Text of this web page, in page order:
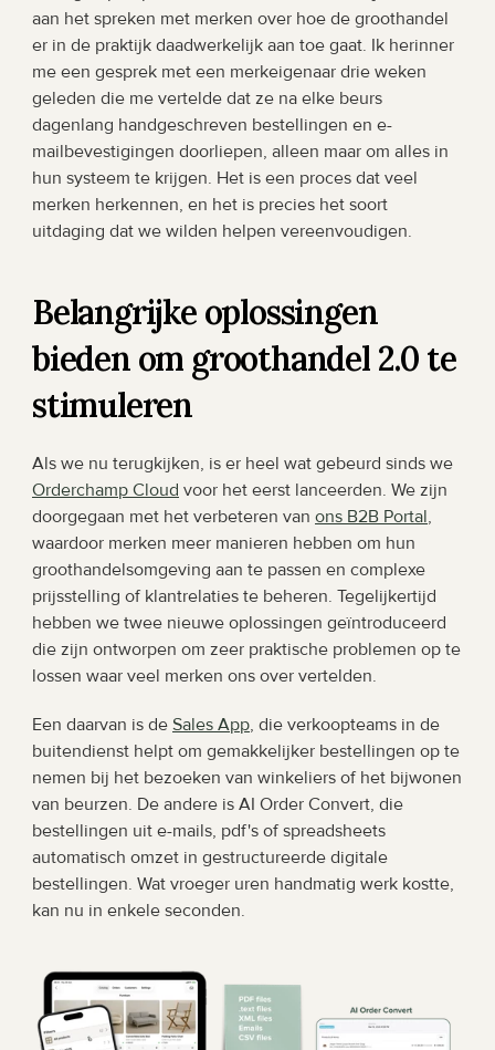
aan het spreken met merken over hoe de groothandel
er in de praktijk daadwerkelijk aan toe gaat. Ik herinner
me een gesprek met een merkeigenaar drie weken
geleden die me vertelde dat ze na elke beurs
dagenlang handgeschreven bestellingen en e-
mailbevestigingen doorliepen, alleen maar om alles in
hun systeem te krijgen. Het is een proces dat veel
merken herkennen, en het is precies het soort
uitdaging dat we wilden helpen vereenvoudigen.
Belangrijke oplossingen
bieden om groothandel 2.0 te
stimuleren
Orderchamp Cloud voor het eerst lanceerden. We zijn
doorgegaan met het verbeteren van ons B2B Portal,
waardoor merken meer manieren hebben om hun
groothandelsomgeving aan te passen en complexe
prijsstelling of klantrelaties te beheren. Tegelijkertijd
hebben we twee nieuwe oplossingen geïntroduceerd
die zijn ontworpen om zeer praktische problemen op te
lossen waar veel merken ons over vertelden.
Een daarvan is de Sales App, die verkoopteams in de
buitendienst helpt om gemakkelijker bestellingen op te
nemen bij het bezoeken van winkeliers of het bijwonen
van beurzen. De andere is AI Order Convert, die
bestellingen uit e-mails, pdf's of spreadsheets
automatisch omzet in gestructureerde digitale
bestellingen. Wat vroeger uren handmatig werk kostte,
kan nu in enkele seconden.